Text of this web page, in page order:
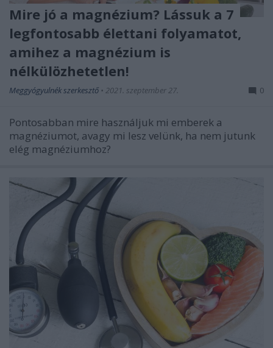
Mire jó a magnézium? Lássuk a 7
legfontosabb élettani folyamatot,
amihez a magnézium is
nélkülözhetetlen!
Meggyógyulnék szerkesztő • 2021. szeptember 27. 0
Pontosabban mire használjuk mi emberek a
magnéziumot, avagy mi lesz velünk, ha nem jutunk
elég magnéziumhoz?